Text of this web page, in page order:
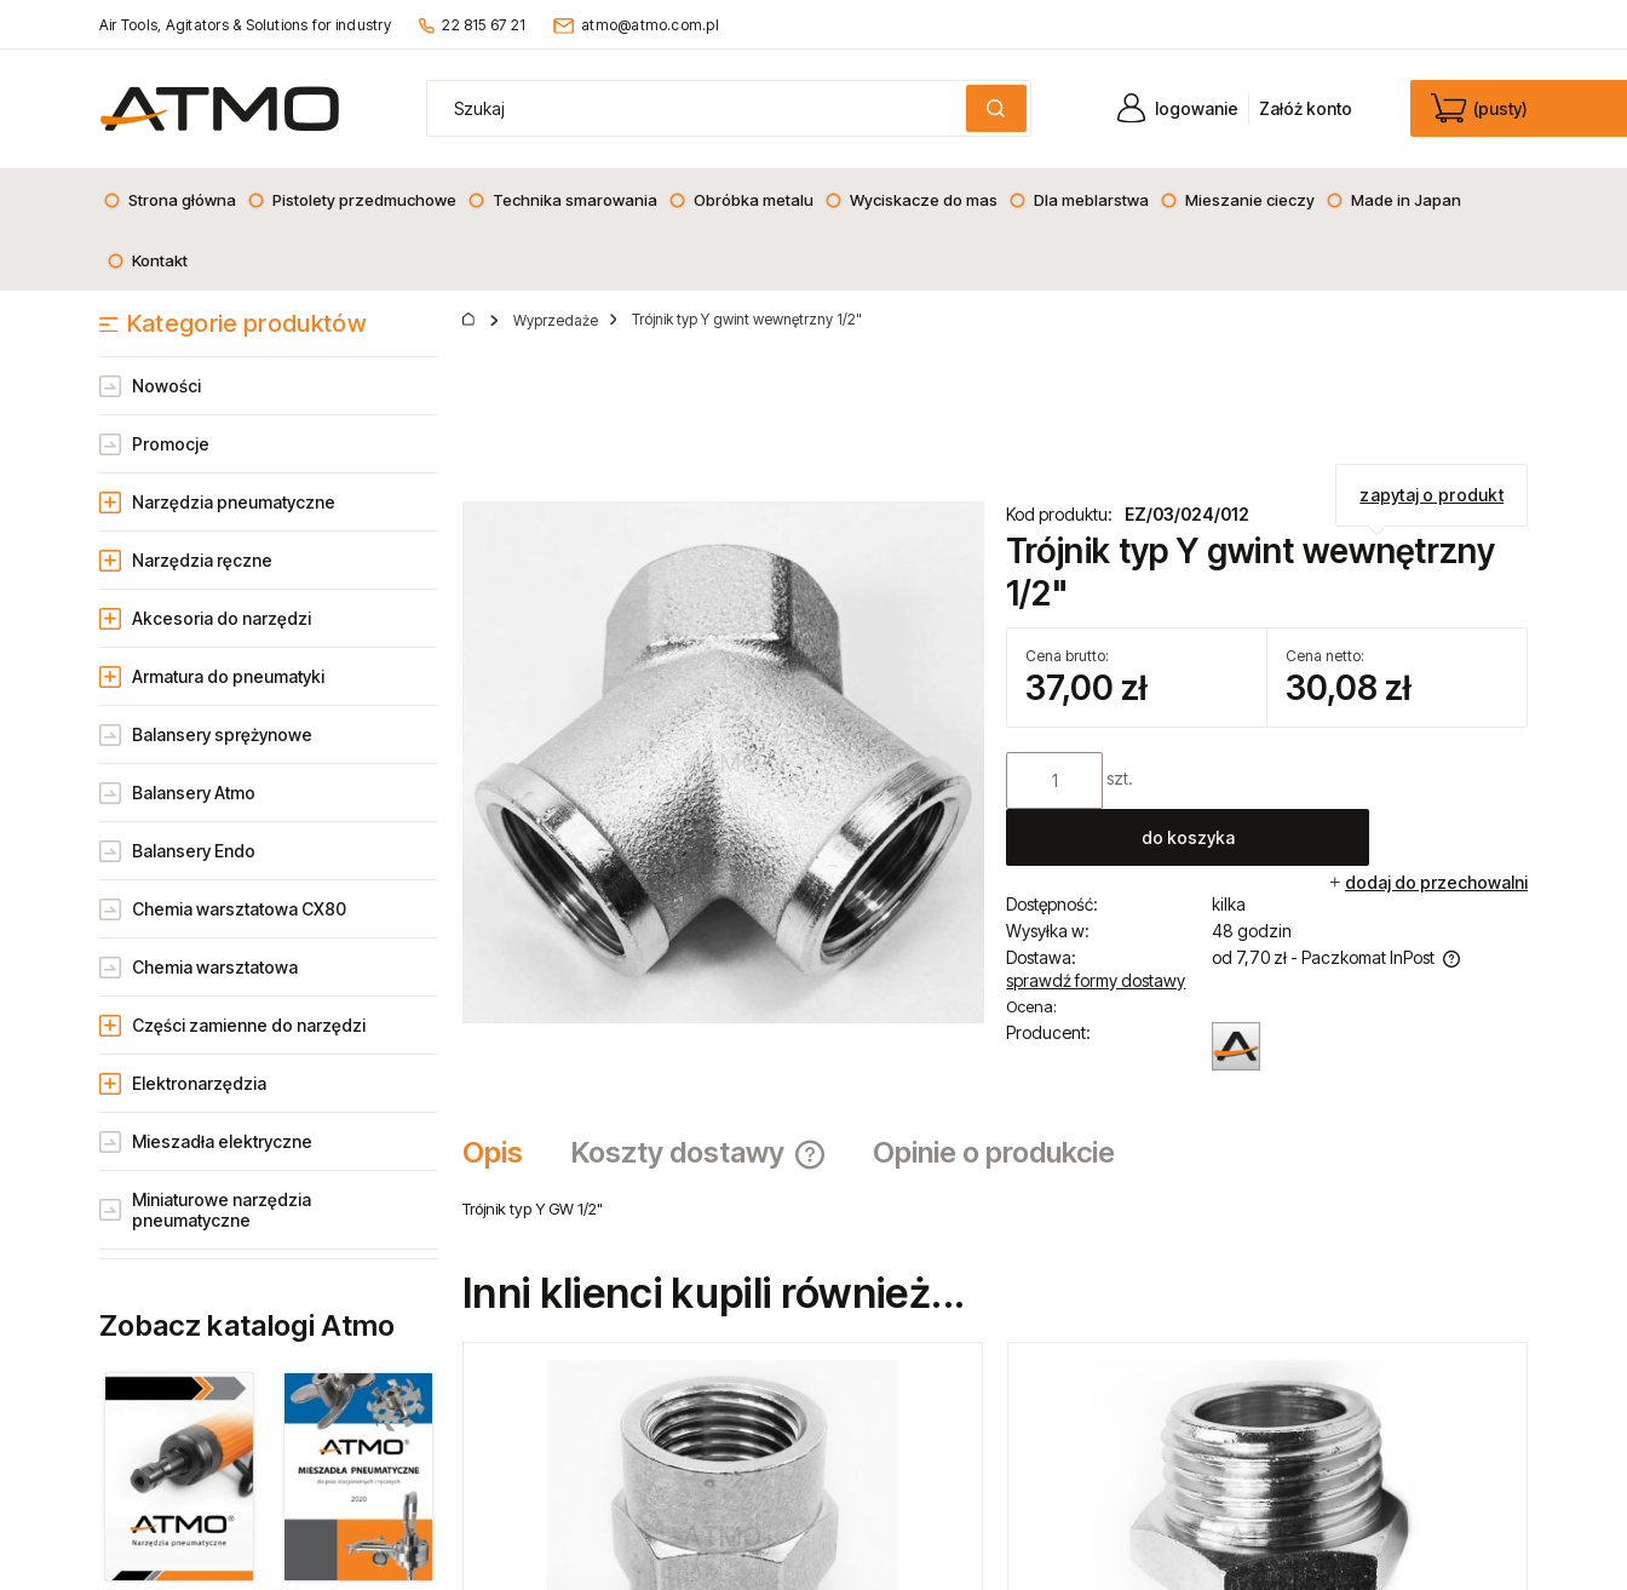
Air Tools, Agitators & Solutions for industry 22 815 67 21 atmo@atmo.com.pl
(pusty)
Załóż konto
logowanie
Strona główna Pistolety przedmuchowe Technika smarowania Obróbka metalu Wyciskacze do mas Dla meblarstwa Mieszanie cieczy Made in Japan
Kontakt
Kategorie produktów
Narzędzia pneumatyczne
Narzędzia ręczne
Akcesoria do narzędzi
Armatura do pneumatyki
Balansery sprężynowe
Balansery Atmo
Balansery Endo
Chemia warsztatowa CX80
Chemia warsztatowa
Części zamienne do narzędzi
Elektronarzędzia
Mieszadła elektryczne
Miniaturowe narzędzia
pneumatyczne
Narzędzia dla przemysłu lotniczego
Narzędzia dla lakierników
Narzędzia do wulkanizacji
Narzędzia pneumatyczne ATA
Narzędzia ogrodnicze
Nowości
Promocje
Zobacz katalogi Atmo
Wyprzedaże Trójnik typ Y gwint wewnętrzny 1/2"
Trójnik typ Y gwint wewnętrzny
1/2"
Cena brutto:
37,00 zł
Cena netto:
30,08 zł
szt.
do koszyka
dodaj do przechowalni
Dostępność:
kilka
Wysyłka w:
48 godzin
Dostawa:
od 7,70 zł - Paczkomat InPost
sprawdź formy dostawy
Ocena:
Producent:
Kod produktu: EZ/03/024/012
zapytaj o produkt
Opis Koszty dostawy Opinie o produkcie
Trójnik typ Y GW 1/2"
Inni klienci kupili również...